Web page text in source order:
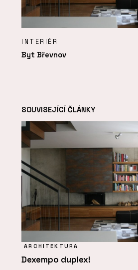
INTERIÉR
Byt Břevnov
SOUVISEJÍCÍ ČLÁNKY
ARCHITEKTURA
Dexempo duplex!